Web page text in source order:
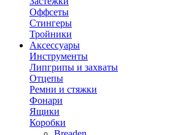
Оффсеты
Стингеры
Тройники
Аксессуары
Инструменты
Липгрипы и захваты
Отцепы
Ремни и стяжки
Фонари
Ящики
Коробки